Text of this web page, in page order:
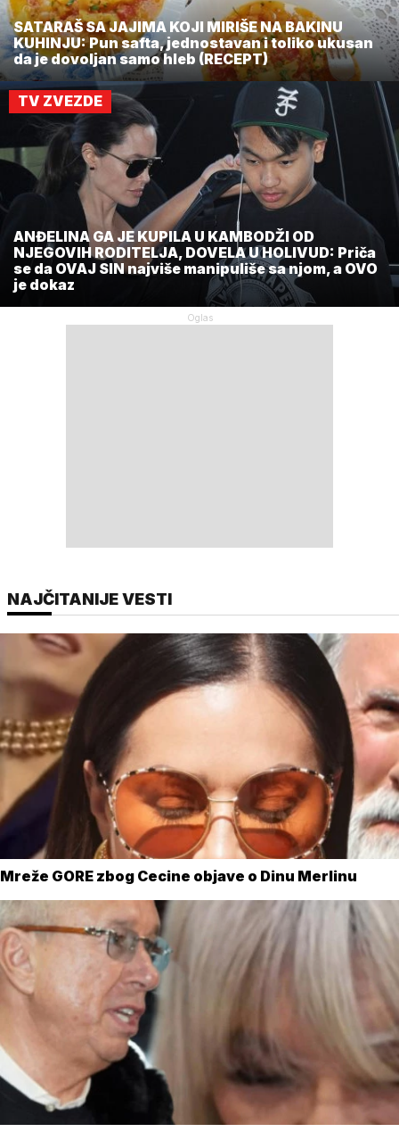
SATARAŠ SA JAJIMA KOJI MIRIŠE NA BAKINU
KUHINJU: Pun safta, jednostavan i toliko ukusan
da je dovoljan samo hleb (RECEPT)
TV ZVEZDE
ANĐELINA GA JE KUPILA U KAMBODŽI OD
NJEGOVIH RODITELJA, DOVELA U HOLIVUD: Priča
se da OVAJ SIN najviše manipuliše sa njom, a OVO
je dokaz
NAJČITANIJE VESTI
Mreže GORE zbog Cecine objave o Dinu Merlinu